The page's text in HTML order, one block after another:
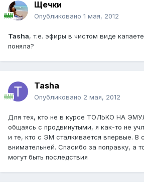
Щечки
Опубликовано 1 мая, 2012
Tasha, т.е. эфиры в чистом виде
поняла?
Tasha
Опубликовано 2 мая, 2012
Для тех, кто не в курсе ТОЛЬКО НА
общаясь с продвинутыми, я как-то не
и те, кто с ЭМ сталкивается впервые. В
внимательней. Спасибо за поправку, а
могут быть последствия